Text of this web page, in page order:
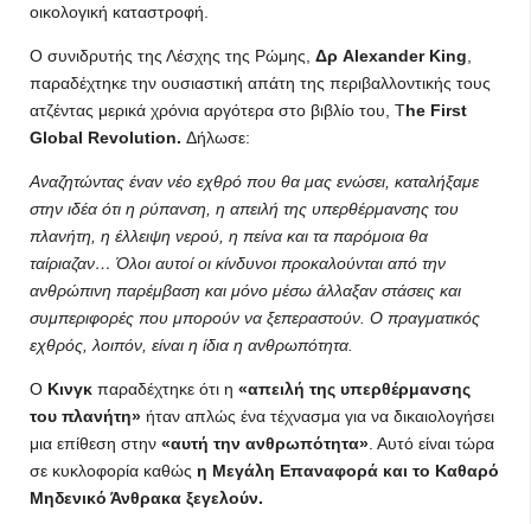
οικολογική καταστροφή.
Ο συνιδρυτής της Λέσχης της Ρώμης, Δρ Alexander King
παραδέχτηκε την ουσιαστική απάτη της περιβαλλοντικής τους
ατζέντας μερικά χρόνια αργότερα στο βιβλίο του, The First
Global Revolution. Δήλωσε:
Αναζητώντας έναν νέο εχθρό που θα μας ενώσει, καταλήξαμε
στην ιδέα ότι η ρύπανση, η απειλή της υπερθέρμανσης του
πλανήτη, η έλλειψη νερού, η πείνα και τα παρόμοια θα
ταίριαζαν… Όλοι αυτοί οι κίνδυνοι προκαλούνται από την
ανθρώπινη παρέμβαση και μόνο μέσω άλλαξαν στάσεις και
συμπεριφορές που μπορούν να ξεπεραστούν. Ο πραγματικός
εχθρός, λοιπόν, είναι η ίδια η ανθρωπότητα.
Ο Κινγκ παραδέχτηκε ότι η «απειλή της υπερθέρμανσης
του πλανήτη» ήταν απλώς ένα τέχνασμα για να δικαιολογήσει
μια επίθεση στην «αυτή την ανθρωπότητα» . Αυτό είναι τώρα
σε κυκλοφορία καθώς η Μεγάλη Επαναφορά και το Καθαρό
Μηδενικό Άνθρακα ξεγελούν.